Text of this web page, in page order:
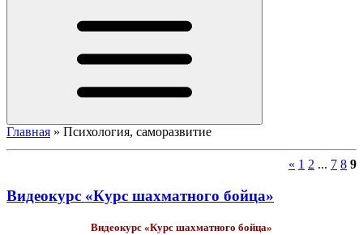
Главная » Психология, саморазвитие
« 1 2 ... 7 8 9
Видеокурс «Курс шахматного бойца»
Видеокурс «Курс шахматного бойца»